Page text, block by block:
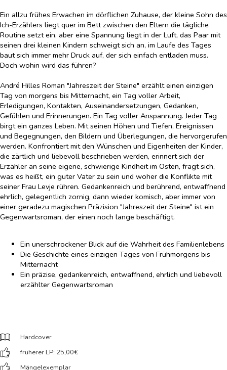
Ein allzu frühes Erwachen im dörflichen Zuhause, der kleine Sohn des
Ich-Erzählers liegt quer im Bett zwischen den Eltern die tägliche
Routine setzt ein, aber eine Spannung liegt in der Luft, das Paar mit
seinen drei kleinen Kindern schweigt sich an, im Laufe des Tages
baut sich immer mehr Druck auf, der sich einfach entladen muss.
Doch wohin wird das führen?
André Hilles Roman "Jahreszeit der Steine" erzählt einen einzigen
Tag von morgens bis Mitternacht, ein Tag voller Arbeit,
Erledigungen, Kontakten, Auseinandersetzungen, Gedanken,
Gefühlen und Erinnerungen. Ein Tag voller Anspannung. Jeder Tag
birgt ein ganzes Leben. Mit seinen Höhen und Tiefen, Ereignissen
und Begegnungen, den Bildern und Überlegungen, die hervorgerufen
werden. Konfrontiert mit den Wünschen und Eigenheiten der Kinder,
die zärtlich und liebevoll beschrieben werden, erinnert sich der
Erzähler an seine eigene, schwierige Kindheit im Osten, fragt sich,
was es heißt, ein guter Vater zu sein und woher die Konflikte mit
seiner Frau Levje rühren. Gedankenreich und berührend, entwaffnend
ehrlich, gelegentlich zornig, dann wieder komisch, aber immer von
einer geradezu magischen Präzision "Jahreszeit der Steine" ist ein
Gegenwartsroman, der einen noch lange beschäftigt.
Ein unerschrockener Blick auf die Wahrheit des Familienlebens
Die Geschichte eines einzigen Tages von Frühmorgens bis
Mitternacht
Ein präzise, gedankenreich, entwaffnend, ehrlich und liebevoll
erzählter Gegenwartsroman
Hardcover
früherer LP: 25,00€
Mängelexemplar